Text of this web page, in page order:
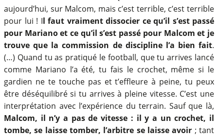
aujourd’hui, sur Malcom, mais c’est terrible, c’est terrible
pour lui ! Il faut vraiment dissocier ce qu’il s’est passé
pour Mariano et ce qu’il s’est passé pour Malcom et je
trouve que la commission de discipline l’a bien fait.
(…) Quand tu as pratiqué le football, que tu arrives lancé
comme Mariano l’a été, tu fais le crochet, même si le
gardien ne te touche pas et t’effleure à peine, tu peux
être déséquilibré si tu arrives à pleine vitesse. C’est une
interprétation avec l’expérience du terrain. Sauf que là,
Malcom, il n’y a pas de vitesse : il y a un crochet, il
tombe, se laisse tomber, l’arbitre se laisse avoir ; tant